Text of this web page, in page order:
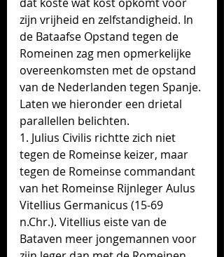
zijn vrijheid en zelfstandigheid. In
de Bataafse Opstand tegen de
Romeinen zag men opmerkelijke
overeenkomsten met de opstand
van de Nederlanden tegen Spanje.
Laten we hieronder een drietal
parallellen belichten.
1. Julius Civilis richtte zich niet
tegen de Romeinse keizer, maar
tegen de Romeinse commandant
van het Romeinse Rijnleger Aulus
Vitellius Germanicus (15-69
n.Chr.). Vitellius eiste van de
Bataven meer jongemannen voor